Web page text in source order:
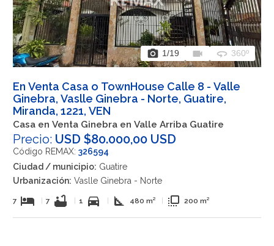
photo_camera 1/19 videocam 360 360º
En Venta Casa o TownHouse Calle 8 - Valle
Ginebra, Vaslle Ginebra - Norte, Guatire,
Miranda, 1221, VEN
Casa en Venta Ginebra en Valle Arriba Guatire
Precio: USD $80.000,00 USD
Código REMAX: 326594
Ciudad / municipio: Guatire
Urbanización: Vaslle Ginebra - Norte
7 hotel 7 bathtub 1 directions_car square_foot 480 m² flip_to_front 200 m²